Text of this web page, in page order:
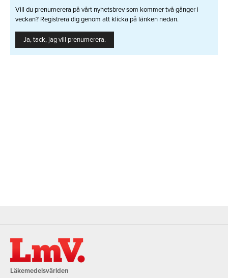
Vill du prenumerera på vårt nyhetsbrev som kommer två gånger i
veckan? Registrera dig genom att klicka på länken nedan.
Ja, tack, jag vill prenumerera.
Läkemedelsvärlden